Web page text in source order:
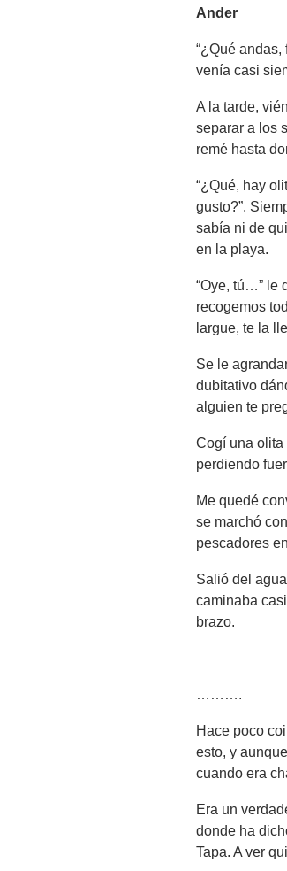
Ander
“¿Qué
venía casi
A la tarde,
separar a los
remé hasta
“¿Qué, hay
gusto?”.
sabía ni de
en la playa.
“Oye, tú…” le
recogemos
largue, te la
Se le
dubitativo
alguien te
Cogí una olita
perdiendo
Me quedé
se marchó
pescadores
Salió del
caminaba
brazo.
……….
Hace poco
esto, y
cuando era
Era un
donde ha
Tapa. A ver